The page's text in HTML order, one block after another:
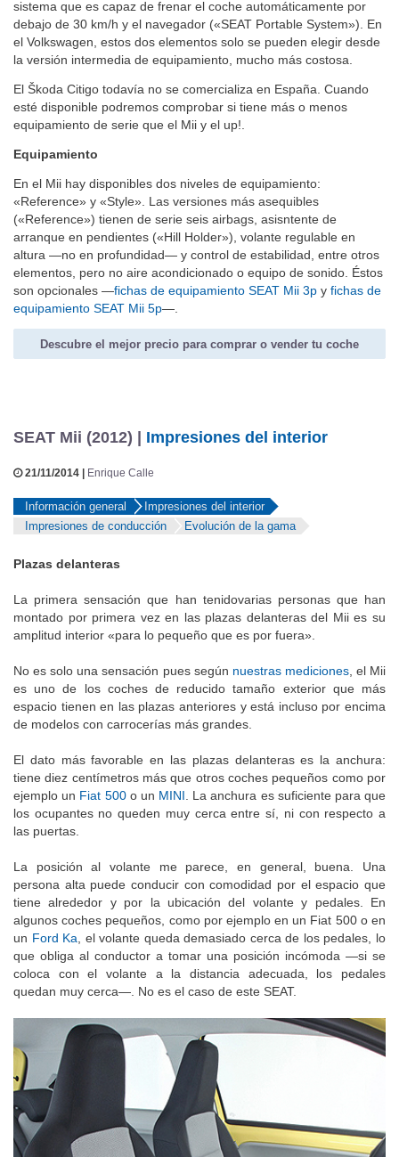
sistema que es capaz de frenar el coche automáticamente por
debajo de 30 km/h y el navegador («SEAT Portable System»). En
el Volkswagen, estos dos elementos solo se pueden elegir desde
la versión intermedia de equipamiento, mucho más costosa.
El Škoda Citigo todavía no se comercializa en España. Cuando
esté disponible podremos comprobar si tiene más o menos
equipamiento de serie que el Mii y el up!.
Equipamiento
En el Mii hay disponibles dos niveles de equipamiento:
«Reference» y «Style». Las versiones más asequibles
(«Reference») tienen de serie seis airbags, asisntente de
arranque en pendientes («Hill Holder»), volante regulable en
altura —no en profundidad— y control de estabilidad, entre otros
elementos, pero no aire acondicionado o equipo de sonido. Éstos
son opcionales —fichas de equipamiento SEAT Mii 3p y fichas de
equipamiento SEAT Mii 5p—.
Descubre el mejor precio para comprar o vender tu coche
SEAT Mii (2012) | Impresiones del interior
21/11/2014 | Enrique Calle
Información general
Impresiones del interior
Impresiones de conducción
Evolución de la gama
Plazas delanteras
La primera sensación que han tenidovarias personas que han
montado por primera vez en las plazas delanteras del Mii es su
amplitud interior «para lo pequeño que es por fuera».
No es solo una sensación pues según nuestras mediciones, el Mii
es uno de los coches de reducido tamaño exterior que más
espacio tienen en las plazas anteriores y está incluso por encima
de modelos con carrocerías más grandes.
El dato más favorable en las plazas delanteras es la anchura:
tiene diez centímetros más que otros coches pequeños como por
ejemplo un Fiat 500o un MINI . La anchura es suficiente para que
los ocupantes no queden muy cerca entre sí, ni con respecto a
las puertas.
La posición al volante me parece, en general, buena. Una
persona alta puede conducir con comodidad por el espacio que
tiene alrededor y por la ubicación del volante y pedales. En
algunos coches pequeños, como por ejemplo en un Fiat 500 o en
un Ford Ka , el volante queda demasiado cerca de los pedales, lo
que obliga al conductor a tomar una posición incómoda —si se
coloca con el volante a la distancia adecuada, los pedales
quedan muy cerca—. No es el caso de este SEAT.